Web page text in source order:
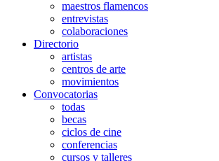
maestros flamencos
entrevistas
colaboraciones
Directorio
artistas
centros de arte
movimientos
Convocatorias
todas
becas
ciclos de cine
conferencias
cursos y talleres